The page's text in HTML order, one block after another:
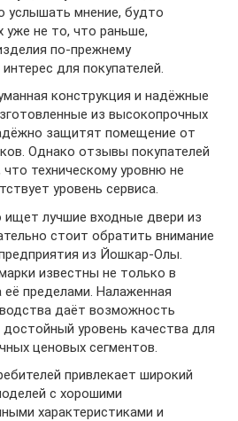
услышать мнение, будто
уже не то, что раньше,
по-прежнему
для покупателей.
конструкция и надёжные
из высокопрочных
защитят помещение от
Однако отзывы покупателей
техническому уровню не
уровень сервиса.
ищет лучшие входные двери из
стоит обратить внимание
из Йошкар-Олы.
известны не только в
её пределами. Налаженная
даёт возможность
уровень качества для
ценовых сегментов.
привлекает широкий
с хорошими
характеристиками и